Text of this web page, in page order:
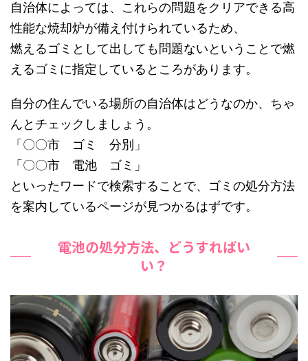
自治体によっては、これらの問題をクリアできる高
性能な焼却炉が備え付けられているため、
燃えるゴミとして出しても問題ないということで燃
えるゴミに指定しているところがあります。
自分の住んでいる場所の自治体はどうなのか、ちゃ
んとチェックしましょう。
「〇〇市 ゴミ 分別」
「〇〇市 電池 ゴミ」
といったワードで検索することで、ゴミの処分方法
を案内しているページが見つかるはずです。
電池の処分方法、どうすればい
い？